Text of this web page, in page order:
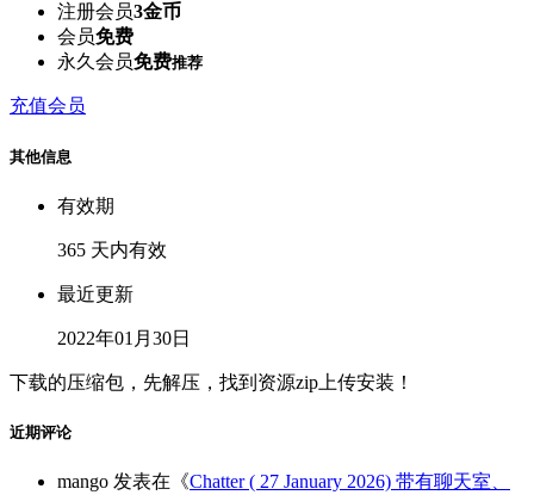
注册会员3金币
会员免费
永久会员免费推荐
充值会员
其他信息
有效期
365 天内有效
最近更新
2022年01月30日
下载的压缩包，先解压，找到资源zip上传安装！
近期评论
mango 发表在《Chatter ( 27 January 2026) 带有聊天室、